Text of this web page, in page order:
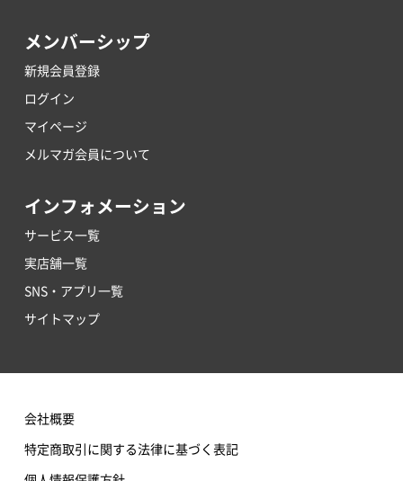
メンバーシップ
新規会員登録
ログイン
マイページ
メルマガ会員について
インフォメーション
サービス一覧
実店舗一覧
SNS・アプリ一覧
サイトマップ
会社概要
特定商取引に関する法律に基づく表記